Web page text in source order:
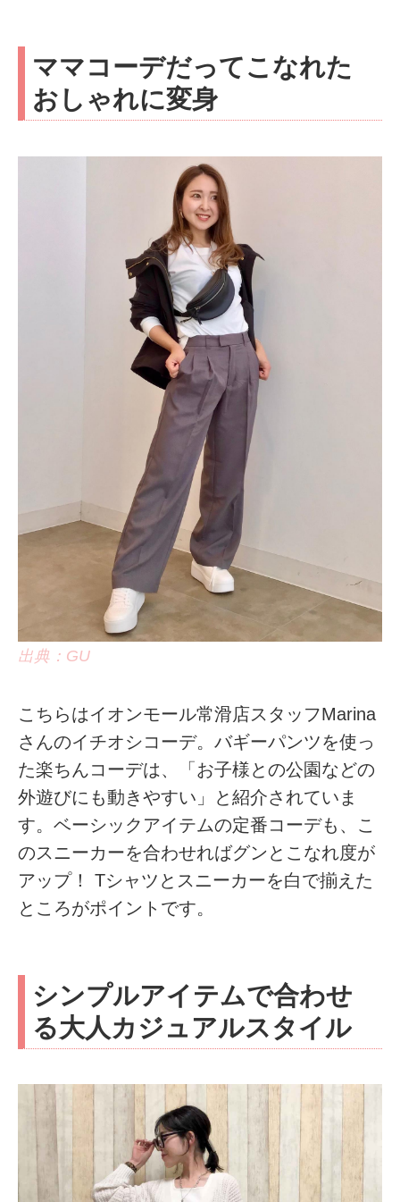
ママコーデだってこなれた
おしゃれに変身
出典：GU
こちらはイオンモール常滑店スタッフMarina
さんのイチオシコーデ。バギーパンツを使っ
た楽ちんコーデは、「お子様との公園などの
外遊びにも動きやすい」と紹介されていま
す。ベーシックアイテムの定番コーデも、こ
のスニーカーを合わせればグンとこなれ度が
アップ！ Tシャツとスニーカーを白で揃えた
ところがポイントです。
シンプルアイテムで合わせ
る大人カジュアルスタイル